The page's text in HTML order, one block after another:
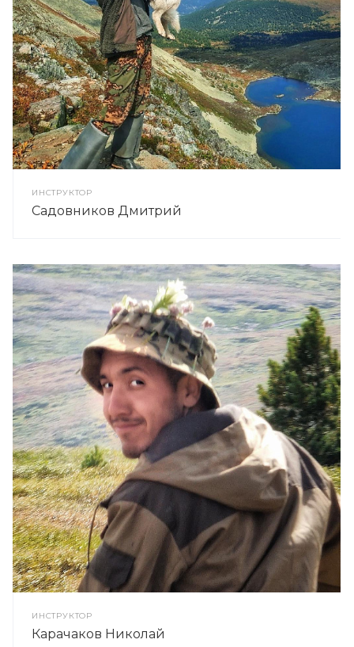
ИНСТРУКТОР
Садовников Дмитрий
ИНСТРУКТОР
Карачаков Николай